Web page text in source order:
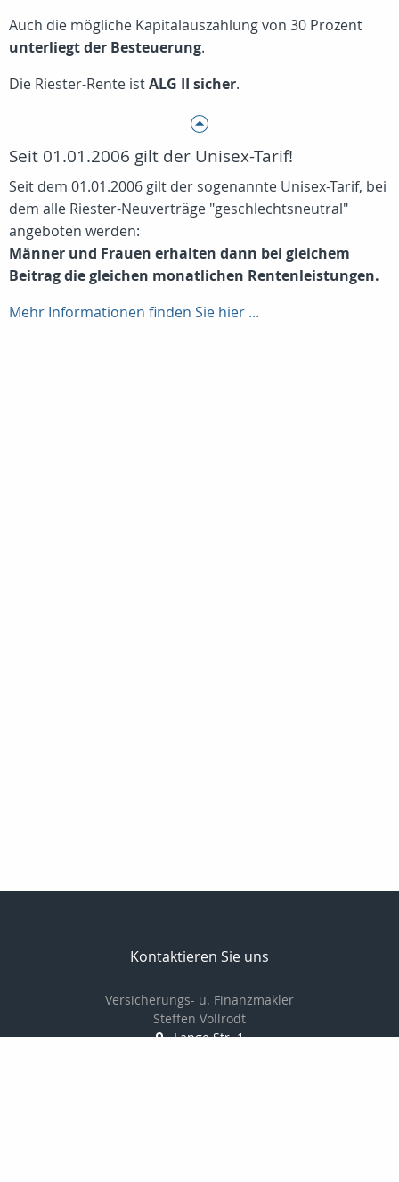
Auch die mögliche Kapitalauszahlung von 30 Prozent
unterliegt der Besteuerung.
Die Riester-Rente istALG II sicher.
Seit 01.01.2006 gilt der Unisex-Tarif!
Seit dem 01.01.2006 gilt der sogenannte Unisex-Tarif, bei
dem alle Riester-Neuverträge "geschlechtsneutral"
angeboten werden:
Männer und Frauen erhalten dann bei gleichem
Beitrag die gleichen monatlichen Rentenleistungen.
Mehr Informationen finden Sie hier ...
Kontaktieren Sie uns
Versicherungs- u. Finanzmakler
Steffen Vollrodt
Lange Str. 1